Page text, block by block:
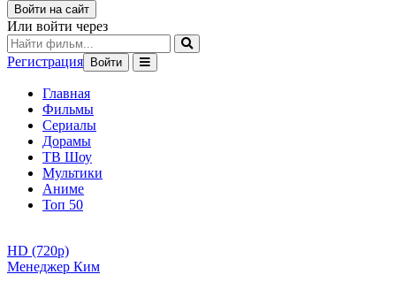
Войти на сайт
Или войти через
Регистрация Войти
Главная
Фильмы
Сериалы
Дорамы
ТВ Шоу
Мультики
Аниме
Топ 50
HD (720p)
Менеджер Ким